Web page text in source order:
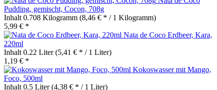
Pudding, gemischt, Cocon, 708g
Inhalt 0.708 Kilogramm (8,46 € * / 1 Kilogramm)
5,99 € *
Nata de Coco Erdbeer, Kara,
220ml
Inhalt 0.22 Liter(5,41 € * / 1 Liter)
1,19 € *
Kokoswasser mit Mango,
Foco, 500ml
Inhalt 0.5 Liter(4,38 € * / 1 Liter)